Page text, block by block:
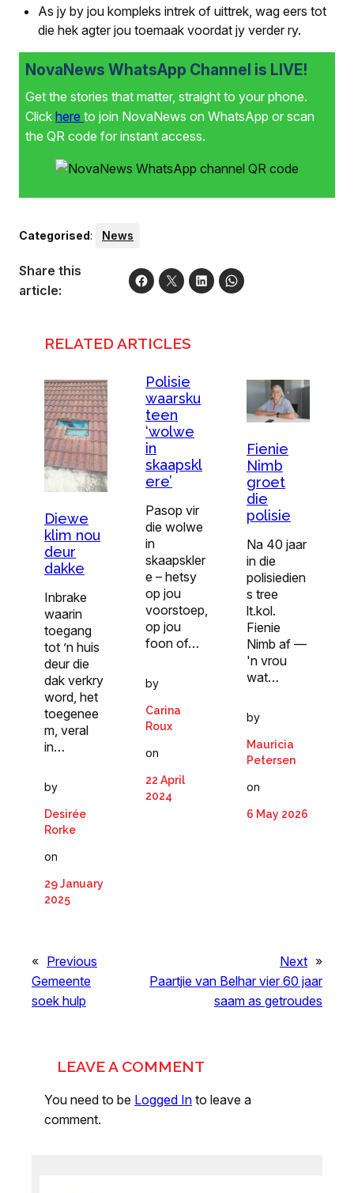
As jy by jou kompleks intrek of uittrek, wag eers tot
die hek agter jou toemaak voordat jy verder ry.
NovaNews WhatsApp Channel is LIVE!
Get the stories that matter, straight to your phone.
Click here to join NovaNews on WhatsApp or scan
the QR code for instant access.
Categorised: News
Share this
article:
RELATED ARTICLES
Diewe
klim nou
deur
dakke
Inbrake
waarin
toegang
tot ’n huis
deur die
dak verkry
word, het
toegenee
m, veral
in…
by
Desirée
Rorke
on
29 January
2025
Polisie
waarsku
teen
‘wolwe
in
skaapskl
ere’
Pasop vir
die wolwe
in
skaapskler
e – hetsy
op jou
voorstoep,
op jou
foon of…
by
Carina
Roux
on
22 April
2024
Fienie
Nimb
groet
die
polisie
Na 40 jaar
in die
polisiedien
s tree
lt.kol.
Fienie
Nimb af —
'n vrou
wat…
by
Mauricia
Petersen
on
6 May 2026
« Previous
Gemeente
soek hulp
Next »
Paartjie van Belhar vier 60 jaar
saam as getroudes
LEAVE A COMMENT
You need to be Logged In to leave a
comment.